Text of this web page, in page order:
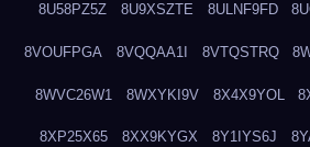
8U58PZ5Z 8U9XSZTE 8ULNF9FD
8VOUFPGA 8VQQAA1I 8VTQSTRQ
8WVC26W1 8WXYKI9V 8X4X9YOL
8XP25X65 8XX9KYGX 8Y1IYS6J